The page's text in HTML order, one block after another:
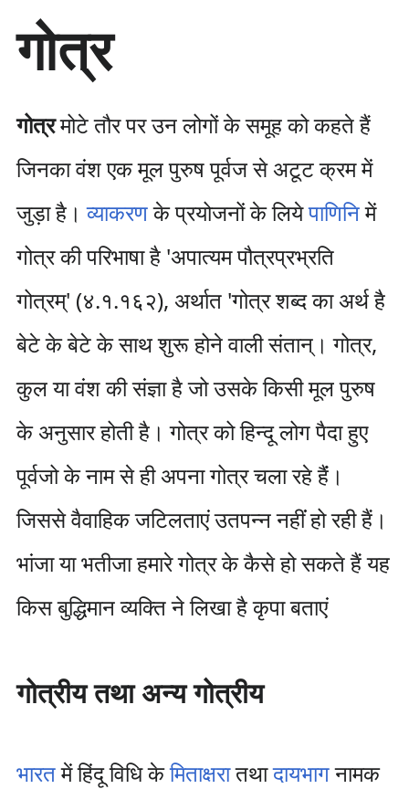
म
ग्री
जा
एँ
गोत्र
गोत्रमोटे तौर पर उन लोगों के समूह को कहते हैं
जिनका वंश एक मूल पुरुष पूर्वज से अटूट क्रम में
जुड़ा है।व्याकरणके प्रयोजनों के लियेपाणिनिमें
गोत्र की परिभाषा है 'अपात्यम पौत्रप्रभ्रति
गोत्रम्' (४.१.१६२), अर्थात 'गोत्र शब्द का अर्थ है
बेटे के बेटे के साथ शुरू होने वाली संतान्। गोत्र,
कुल या वंश की संज्ञा है जो उसके किसी मूल पुरुष
के अनुसार होती है। गोत्र को हिन्दू लोग पैदा हुए
पूर्वजो के नाम से ही अपना गोत्र चला रहे हैंं।
जिससे वैवाहिक जटिलताएं उतपन्न नहींं हो रही हैं।
भांजा या भतीजा हमारे गोत्र के कैसे हो सकते हैं यह
किस बुद्धिमान व्यक्ति ने लिखा है कृपा बताएं
गोत्रीय तथा अन्य गोत्रीय
भारतमें हिंदू विधि केमिताक्षरातथादायभागनामक